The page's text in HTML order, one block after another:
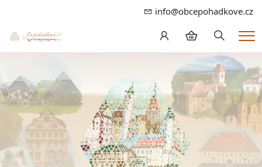
info@obcepohadkove.cz
Hledání